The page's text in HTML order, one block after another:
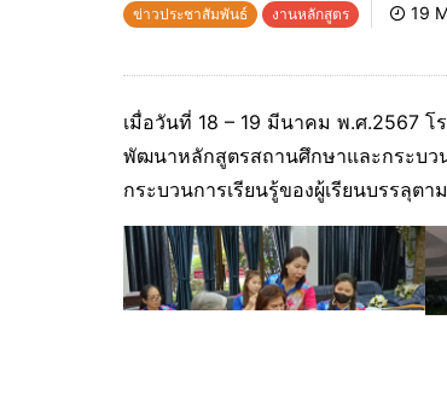
ข่าวประชาสัมพันธ์ งานหลักสูตร 19
เมื่อวันที่ 18 – 19 มีนาคม พ.ศ.2567
พัฒนาหลักสูตรสถานศึกษาและกระบว
กระบวนการเรียนรู้ของผู้เรียนบรรลุต